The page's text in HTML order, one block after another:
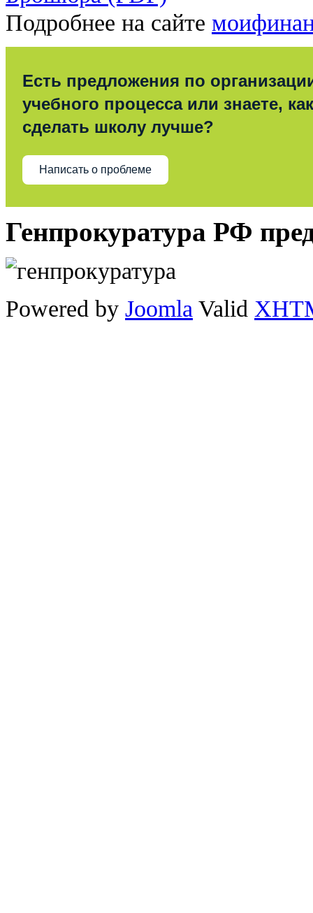
Подробнее на сайте
Есть предложения по
учебного процесса или знаете, как
сделать школу лучше?
Написать о проблеме
Генпрокуратура РФ
Powered by Joomla Valid